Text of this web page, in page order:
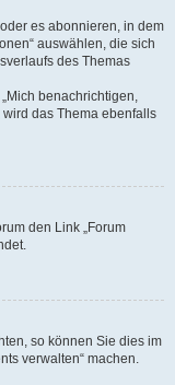
es abonnieren, in dem
auswählen, die sich
des Themas
benachrichtigen,
das Thema ebenfalls
den Link „Forum
so können Sie dies im
verwalten“ machen.